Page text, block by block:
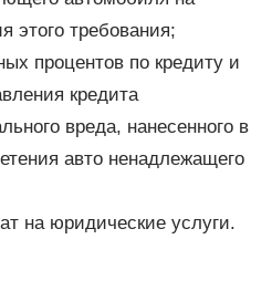
этого требования;
процентов по кредиту и
кредита
вреда, нанесенного в
авто ненадлежащего
на юридические услуги.